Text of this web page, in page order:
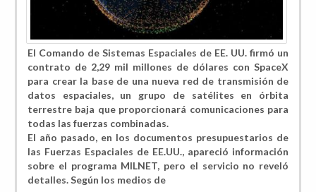
El Comando de Sistemas Espaciales de EE. UU. firmó un
contrato de 2,29 mil millones de dólares con SpaceX
para crear la base de una nueva red de transmisión de
datos espaciales, un grupo de satélites en órbita
terrestre baja que proporcionará comunicaciones para
todas las fuerzas combinadas.
El año pasado, en los documentos presupuestarios de
las Fuerzas Espaciales de EE.UU., apareció información
sobre el programa MILNET, pero el servicio no reveló
detalles. Según los medios de